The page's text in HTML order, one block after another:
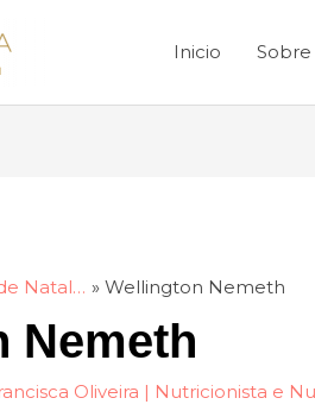
Inicio
Natal… Wellington Nemeth
Nemeth
Oliveira | Nutricionista e